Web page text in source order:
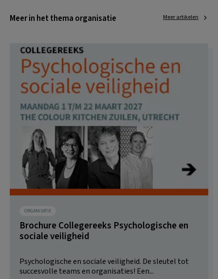
Meer in het thema organisatie Meer artikelen
ORGANISATIE
Brochure Collegereeks Psychologische en
sociale veiligheid
Psychologische en sociale veiligheid. De sleutel tot
succesvolle teams en organisaties! Een...